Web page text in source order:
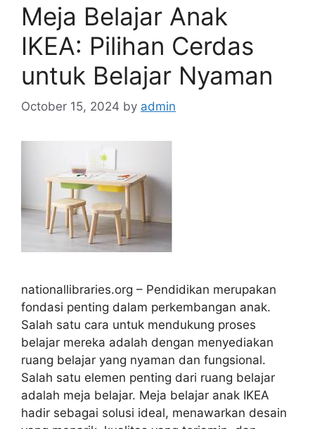
Meja Belajar Anak
IKEA: Pilihan Cerdas
untuk Belajar Nyaman
October 15, 2024 by admin
nationallibraries.org – Pendidikan merupakan
fondasi penting dalam perkembangan anak.
Salah satu cara untuk mendukung proses
belajar mereka adalah dengan menyediakan
ruang belajar yang nyaman dan fungsional.
Salah satu elemen penting dari ruang belajar
adalah meja belajar. Meja belajar anak IKEA
hadir sebagai solusi ideal, menawarkan desain